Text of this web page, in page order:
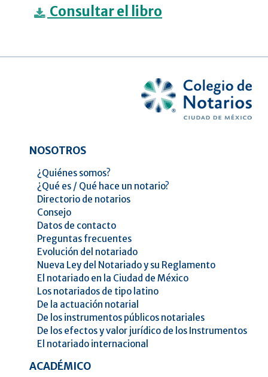
Consultar el libro
NOSOTROS
¿Quiénes somos?
¿Qué es / Qué hace un notario?
Directorio de notarios
Consejo
Datos de contacto
Preguntas frecuentes
Evolución del notariado
Nueva Ley del Notariado y su Reglamento
El notariado en la Ciudad de México
Los notariados de tipo latino
De la actuación notarial
De los instrumentos públicos notariales
De los efectos y valor jurídico de los Instrumentos
El notariado internacional
ACADÉMICO